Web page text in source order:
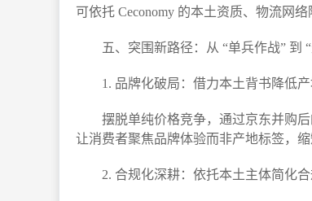
可依托 Ceconomy 的本土资质、物流网
五、突围新路径：从 “单兵作战” 到
1. 品牌化破局：借力本土背书降低
摆脱单纯价格竞争，通过京东并购后
让消费者聚焦品牌体验而非产地标签，缩
2. 合规化深耕：依托本土主体简化